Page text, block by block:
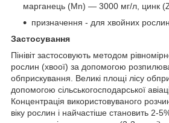
марганець (Mn) — 3000 мг/л, цинк
призначення - для хвойних
Застосування
Пінівіт застосовують методом
рослин (хвоої) за допомогою
обприскування. Великі площі лісу
допомогою сільськогосподарської
Концентрація використовуваного
віку рослин і найчастіше становить 2-